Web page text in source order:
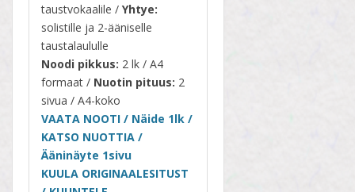
taustvokaalile / Yhtye:
solistille ja 2-ääniselle
taustalaululle
Noodi pikkus: 2 lk / A4
formaat / Nuotin pituus: 2
sivua / A4-koko
VAATA NOOTI / Näide 1lk /
KATSO NUOTTIA /
Ääninäyte 1sivu
KUULA ORIGINAALESITUST